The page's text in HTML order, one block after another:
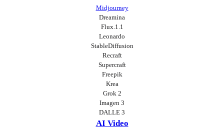
Midjourney
Dreamina
Flux.1.1
Leonardo
StableDiffusion
Recraft
Supercraft
Freepik
Krea
Grok 2
Imagen 3
DALLE 3
AI Video